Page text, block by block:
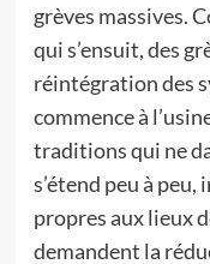
grèves massives.
qui s’ensuit, des
réintégration des
commence à
traditions qui ne
s’étend peu à
propres aux lieux
demandent la